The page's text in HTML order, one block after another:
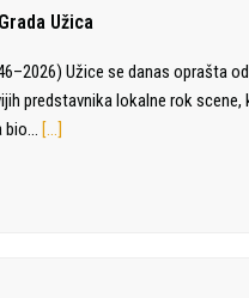
Užica
Užice se danas oprašta
predstavnika lokalne rok scene,
bio… […]